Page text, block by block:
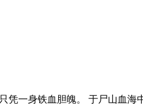
一身铁血胆魄。 于尸山血